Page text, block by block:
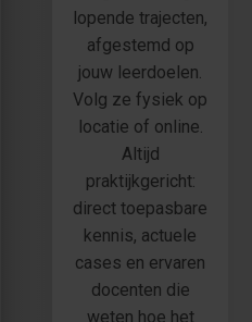
lopende trajecten,
afgestemd op
jouw leerdoelen.
Volg ze fysiek op
locatie of online.
Altijd
praktijkgericht:
direct toepasbare
kennis, actuele
cases en ervaren
docenten die
weten hoe het